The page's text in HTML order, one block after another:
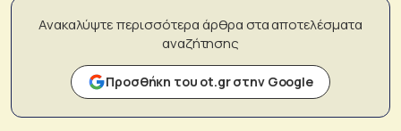
Ανακαλύψτε περισσότερα άρθρα στα αποτελέσματα
αναζήτησης
Προσθήκη του ot.gr στην Google